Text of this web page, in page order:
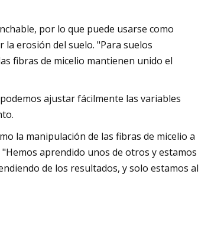
por lo que puede usarse como
erosión del suelo. "Para suelos
fibras de micelio mantienen unido el
ajustar fácilmente las variables
la manipulación de las fibras de micelio a
aprendido unos de otros y estamos
de los resultados, y solo estamos al